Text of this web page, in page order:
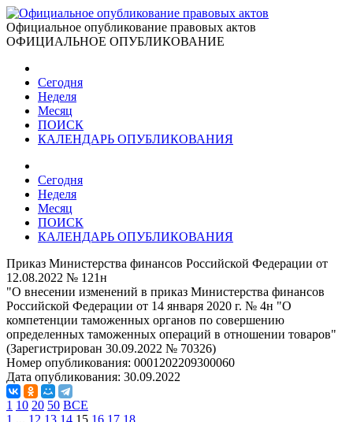
Официальное опубликование правовых актов
ОФИЦИАЛЬНОЕ ОПУБЛИКОВАНИЕ
Сегодня
Неделя
Месяц
ПОИСК
КАЛЕНДАРЬ ОПУБЛИКОВАНИЯ
Сегодня
Неделя
Месяц
ПОИСК
КАЛЕНДАРЬ ОПУБЛИКОВАНИЯ
Приказ Министерства финансов Российской Федерации от
12.08.2022 № 121н
"О внесении изменений в приказ Министерства финансов
Российской Федерации от 14 января 2020 г. № 4н "О
компетенции таможенных органов по совершению
определенных таможенных операций в отношении товаров"
(Зарегистрирован 30.09.2022 № 70326)
Номер опубликования: 0001202209300060
Дата опубликования: 30.09.2022
1 10 20 50 ВСЕ
1 ... 12 13 14 15 16 17 18